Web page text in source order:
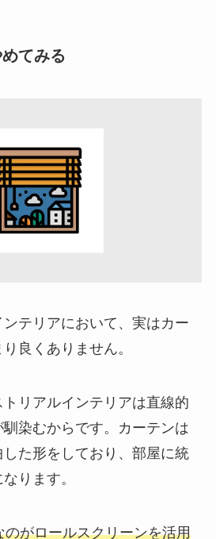
てみる
テリアにおいて、実はカー
良くありません。
リアルインテリアは直線的
染むからです。カーテンは
た形をしており、部屋に統
ります。
のがロールスクリーンを活用